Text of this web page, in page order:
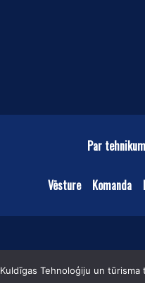
Par
Vēsture Komanda
Kuldīgas Tehnoloģiju un